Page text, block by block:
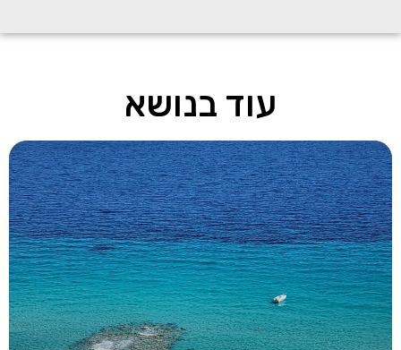
עוד בנושא